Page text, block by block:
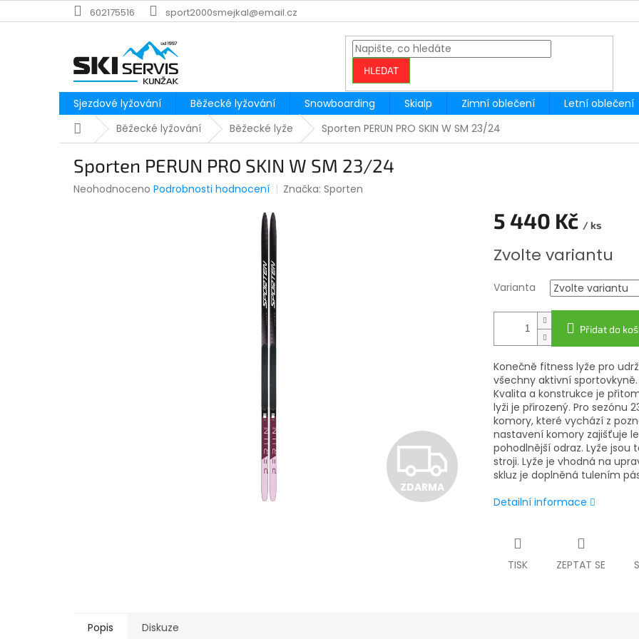
na
602175516 sport2000smejkal@email.cz
HLEDAT
Sjezdové lyžování Běžecké lyžování Snowboarding Skialp Zimní oblečení Letní oblečení
DomůBěžecké lyžování Běžecké lyže Sporten PERUN PRO SKIN W SM 23/24
Sporten PERUN PRO SKIN W SM 23/24
Průměrné
Neohodnoceno Podrobnosti hodnocení Značka:Sporten
Z
ZDARMA
5 440 Kč / ks
cena:
Zvolte variantu
Varianta
Přidat do
Konečně fitness lyže pro
všechny aktivní
Kvalita a konstrukce je
lyži je přirozený. Pro
komory, které vychází z
nastavení komory zajišťuje
pohodlnější odraz. Lyže
stroji. Lyže je vhodná na
skluz je doplněná tulením
Detailní informace
TISK ZEPTAT SE
Popis Diskuze